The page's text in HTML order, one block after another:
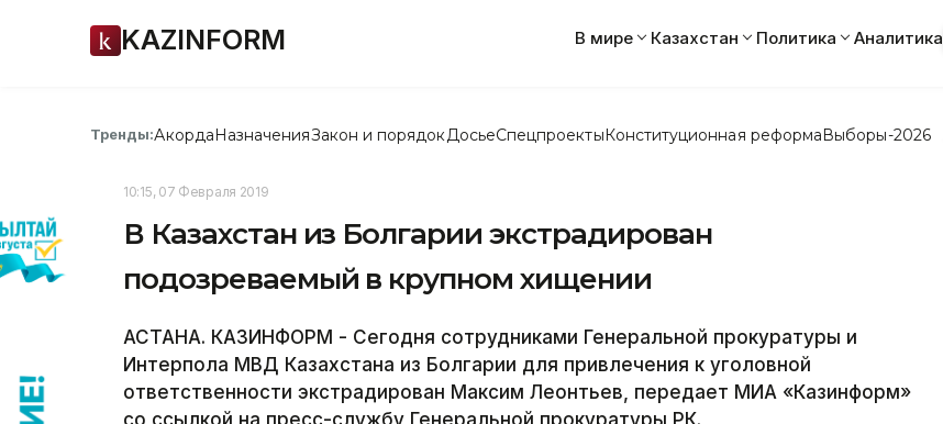
KAZINFORM В мире Казахстан Политика Аналитика
Тренды:АкордаНазначенияЗакон и порядок ДосьеСпецпроектыКонституционная реформаВыборы-2026
10:15, 07 Февраля 2019
В Казахстан из Болгарии экстрадирован
подозреваемый в крупном хищении
АСТАНА. КАЗИНФОРМ - Сегодня сотрудниками Генеральной прокуратуры и
Интерпола МВД Казахстана из Болгарии для привлечения к уголовной
ответственности экстрадирован Максим Леонтьев, передает МИА «Казинформ»
со ссылкой на пресс-службу Генеральной прокуратуры РК.